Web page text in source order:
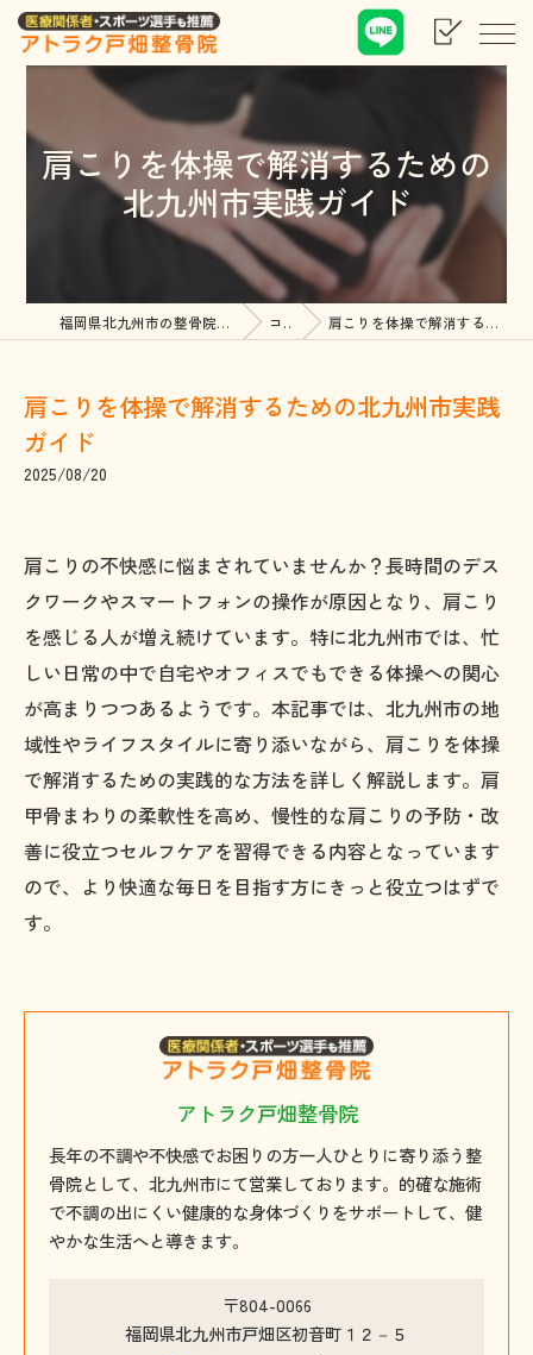
肩こりを体操で解消するための
北九州市実践ガイド
福岡県北九州市の整骨院ならアトラク戸畑整骨院 コラム 肩こりを体操で解消するための北九州市実践ガイド
肩こりを体操で解消するための北九州市実践
ガイド
2025/08/20
肩こりの不快感に悩まされていませんか？長時間のデス
クワークやスマートフォンの操作が原因となり、肩こり
を感じる人が増え続けています。特に北九州市では、忙
しい日常の中で自宅やオフィスでもできる体操への関心
が高まりつつあるようです。本記事では、北九州市の地
域性やライフスタイルに寄り添いながら、肩こりを体操
で解消するための実践的な方法を詳しく解説します。肩
甲骨まわりの柔軟性を高め、慢性的な肩こりの予防・改
善に役立つセルフケアを習得できる内容となっています
ので、より快適な毎日を目指す方にきっと役立つはずで
す。
アトラク戸畑整骨院
長年の不調や不快感でお困りの方一人ひとりに寄り添う整
骨院として、北九州市にて営業しております。的確な施術
で不調の出にくい健康的な身体づくりをサポートして、健
やかな生活へと導きます。
〒804-0066
福岡県北九州市戸畑区初音町１２－５